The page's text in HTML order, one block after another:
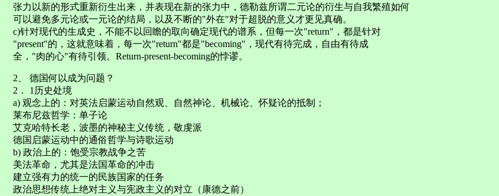
张力以新的形式重新衍生出来，并表现在新的张力中，德勒兹所谓二元论的衍生与自我繁殖如何
可以避免多元论或一元论的结局，以及不断的"外在"对于超脱的意义才更见真确。
c)针对现代的生成史，不能不以回瞻的取向确定现代的谱系，但每一次"return"，都是针对
"present"的，这就意味着，每一次"return"都是"becoming"，现代有待完成，自由有待成
全，"肉的心"有待引领。Return-present-becoming的悖谬。
2、 德国何以成为问题？
2． 1历史处境
a) 观念上的：对英法启蒙运动自然观、自然神论、机械论、怀疑论的抵制；
莱布尼兹哲学：单子论
艾克哈特长老，波墨的神秘主义传统，敬虔派
德国启蒙运动中的通俗哲学与诗歌运动
b) 政治上的：饱受宗教战争之苦
美法革命，尤其是法国革命的冲击
建立强有力的统一的民族国家的任务
政治思想传统上绝对主义与宪政主义的对立（康德之前）